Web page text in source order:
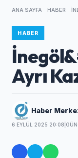
ANA SAYFA HABER
HABER
Ayrı
Haber
6 EYLÜL 2025 20:08